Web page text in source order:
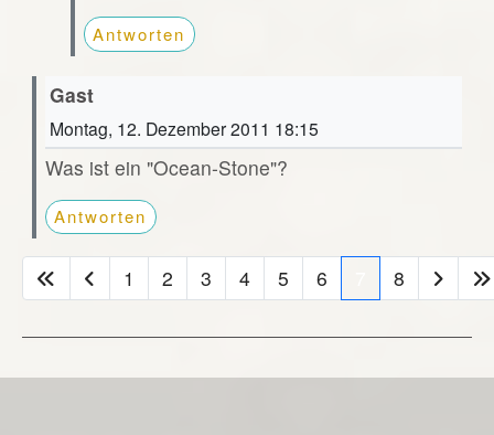
Antworten
Gast
Montag, 12. Dezember 2011 18:15
Was ist ein "Ocean-Stone"?
Antworten
1 2 3 4 5 6 8